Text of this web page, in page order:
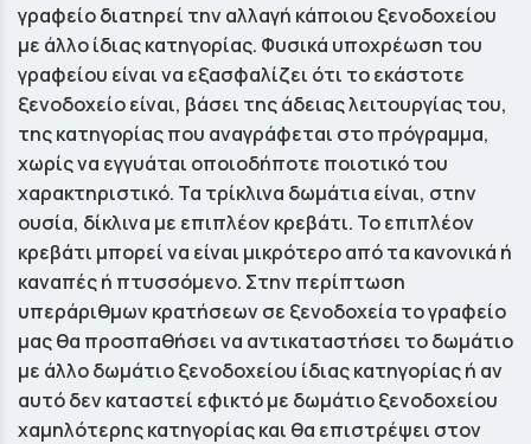
γραφείο διατηρεί την αλλαγή κάποιου ξενοδοχείου
με άλλο ίδιας κατηγορίας. Φυσικά υποχρέωση του
γραφείου είναι να εξασφαλίζει ότι το εκάστοτε
ξενοδοχείο είναι, βάσει της άδειας λειτουργίας του,
της κατηγορίας που αναγράφεται στο πρόγραμμα,
χωρίς να εγγυάται οποιοδήποτε ποιοτικό του
χαρακτηριστικό. Τα τρίκλινα δωµάτια είναι, στην
ουσία, δίκλινα µε επιπλέον κρεβάτι. Το επιπλέον
κρεβάτι µπορεί να είναι µικρότερο από τα κανονικά ή
καναπές ή πτυσσόμενο. Στην περίπτωση
υπεράριθµων κρατήσεων σε ξενοδοχεία το γραφείο
µας θα προσπαθήσει να αντικαταστήσει το δωµάτιο
µε άλλο δωµάτιο ξενοδοχείου ίδιας κατηγορίας ή αν
αυτό δεν καταστεί εφικτό µε δωµάτιο ξενοδοχείου
χαµηλότερης κατηγορίας και θα επιστρέψει στον